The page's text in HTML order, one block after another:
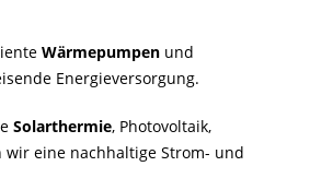
Wärmepumpen und
Energieversorgung.
Solarthermie, Photovoltaik,
wir eine nachhaltige Strom- und